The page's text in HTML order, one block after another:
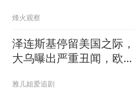
烽火观察
泽连斯基停留美国之际，
大乌曝出严重丑闻，欧洲
雅儿姐爱追剧